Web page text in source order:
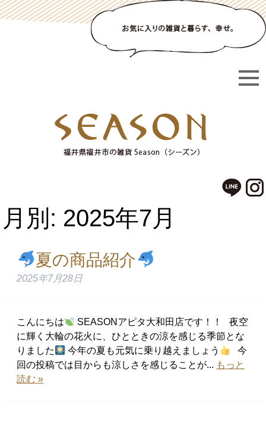
月別: 2025年7月
夏の商品紹介
2025年7月28日
こんにちは
SEASONアピタ大和田店です！！ 夜空
に輝く大輪の花火に、ひとときの涼を感じる季節とな
りました
今年の夏も元気に乗り越えましょう
今
回の投稿では目からも涼しさを感じることが... もっと
読む »